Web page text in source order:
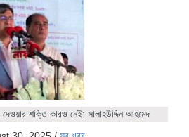
দেওয়ার শক্তি কারও নেই: সালাহউদ্দিন আহমেদ